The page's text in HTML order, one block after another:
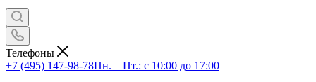
Телефоны
+7 (495) 147-98-78Пн. – Пт.: с 10:00 до 17:00